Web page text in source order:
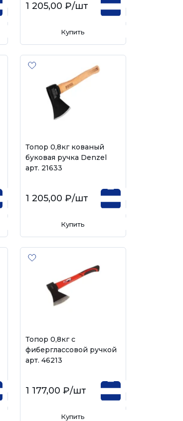
1 205,00 ₽/шт
Купить
Топор 0,8кг кованый
буковая ручка Denzel
арт. 21633
1 205,00 ₽/шт
Купить
Топор 0,8кг с
фиберглассовой ручкой
арт. 46213
1 177,00 ₽/шт
Купить